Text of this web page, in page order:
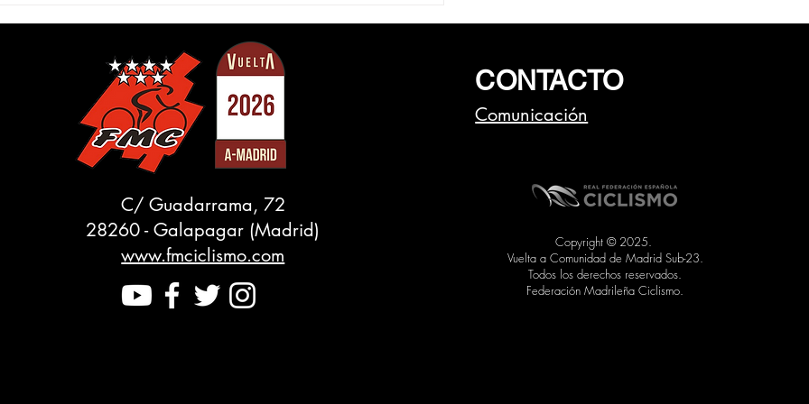
Escorial y
a Madrid sub-23
fuga en Parla y Mario
Cordero se viste de rojo en la
Vuelta a Madrid sub-23
C/ Guadarrama, 72
28260 - Galapagar (Madrid)
www.fmciclismo.com
CONTACTO
Comunicación
Copyright © 2025.
Vuelta a Comunidad de Madrid Sub-23.
Todos los derechos reservados.
Federación Madrileña Ciclismo.